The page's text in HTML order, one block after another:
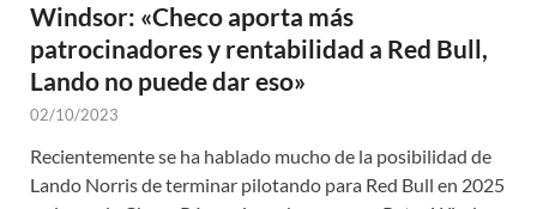
Windsor: «Checo aporta más
patrocinadores y rentabilidad a Red Bull,
Lando no puede dar eso»
02/10/2023
Recientemente se ha hablado mucho de la posibilidad de
Lando Norris de terminar pilotando para Red Bull en 2025